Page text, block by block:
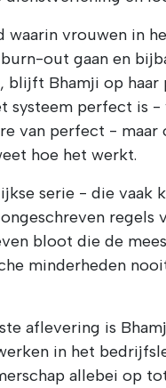
waarin vrouwen in
out gaan en
blijft Bhamji op haar
systeem perfect is -
van perfect - maar
hoe het werkt.
serie - die vaak
regels
bloot die de
minderheden
aflevering is
in het
allebei op